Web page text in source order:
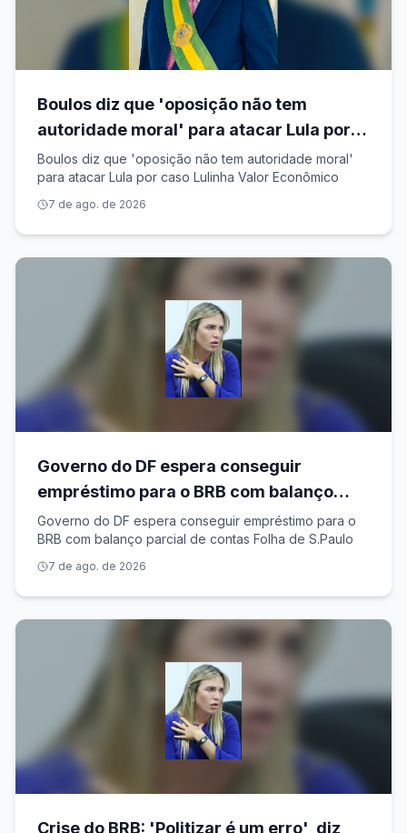
Boulos diz que 'oposição não tem
autoridade moral' para atacar Lula por
caso Lulinha
Boulos diz que 'oposição não tem autoridade moral'
para atacar Lula por caso Lulinha Valor Econômico
7 de ago. de 2026
Governo do DF espera conseguir
empréstimo para o BRB com balanço
parcial de contas
Governo do DF espera conseguir empréstimo para o
BRB com balanço parcial de contas Folha de S.Paulo
7 de ago. de 2026
Crise do BRB: 'Politizar é um erro', diz